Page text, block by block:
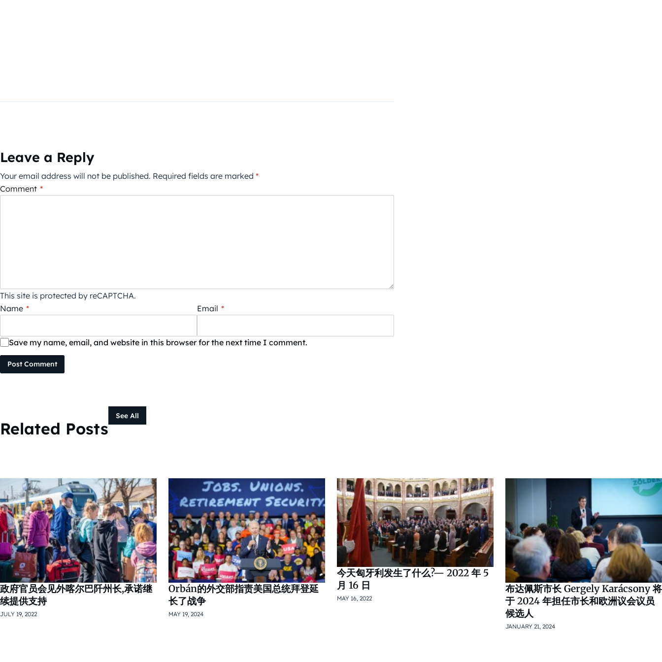
Leave a Reply
Your email address will not be published. Required fields are marked *
Comment *
This site is protected by reCAPTCHA.
Name * Email *
Save my name, email, and website in this browser for the next time I comment.
Post Comment
Related Posts
See All
政府官员会见外喀尔巴阡州长,承诺继
续提供支持
JULY 19, 2022
Orbán的外交部指责美国总统拜登延
长了战争
MAY 19, 2024
今天匈牙利发生了什么?— 2022 年 5
月 16 日
MAY 16, 2022
布达佩斯市长 Gergely Karácsony 将
于 2024 年担任市长和欧洲议会议员
候选人
JANUARY 21, 2024